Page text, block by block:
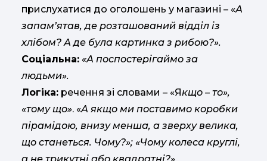
прислухатися до оголошень у магазині – «А
запам’ятав, де розташований відділ із
хлібом? А де була картинка з рибою?».
Соціальна: «А поспостерігаймо за
людьми».
Логіка: речення зі словами – «Якщо – то»,
«тому що». «А якщо ми поставимо коробки
пірамідою, внизу менша, а зверху велика,
що станеться. Чому?»; «Чому колеса круглі,
а не трикутні або квадратні?»